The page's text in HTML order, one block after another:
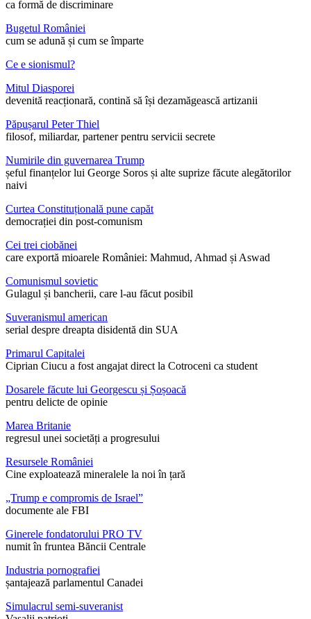
ca formă de discriminare
Bugetul României
cum se adună și cum se împarte
Ce e sionismul?
Mitul Diasporei
devenită reacționară, contină să își dezamăgească artizanii
Păpușarul Peter Thiel
filosof, miliardar, partener pentru servicii secrete
Numirile din guvernarea Trump
șeful finanțelor lui George Soros și alte suprize făcute alegătorilor
naivi
Curtea Constituțională pune capăt
democrației din post-comunism
Cei trei ciobănei
care exportă mioarele României: Mahmud, Ahmad și Aswad
Comunismul sovietic
Gulagul și bancherii, care l-au făcut posibil
Suveranismul american
serial despre dreapta disidentă din SUA
Primarul Capitalei
Ciprian Ciucu a fost angajat direct la Cotroceni ca student
Dosarele făcute lui Georgescu și Șoșoacă
pentru delicte de opinie
Marea Britanie
regresul unei societăți a progresului
Resursele României
Cine exploatează mineralele la noi în țară
„Trump e compromis de Israel”
documente ale FBI
Ginerele fondatorului PRO TV
numit în fruntea Băncii Centrale
Industria pornografiei
șantajează parlamentul Canadei
Simulacrul semi-suveranist